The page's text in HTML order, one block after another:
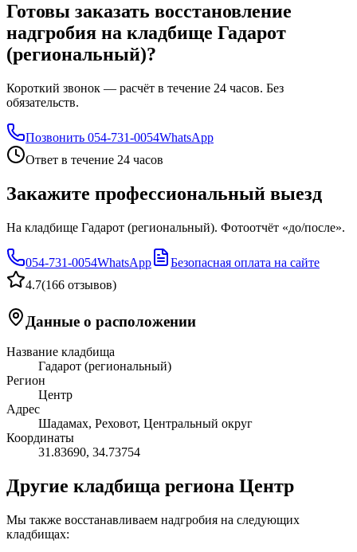
Готовы заказать восстановление
надгробия на кладбище Гадарот
(региональный)?
Короткий звонок — расчёт в течение 24 часов. Без
обязательств.
Позвонить 054-731-0054WhatsApp
Ответ в течение 24 часов
Закажите профессиональный выезд
На кладбище Гадарот (региональный). Фотоотчёт «до/после».
054-731-0054WhatsApp
Безопасная оплата на сайте
4.7(166 отзывов)
Данные о расположении
Название кладбища
Гадарот (региональный)
Регион
Центр
Адрес
Шадамах, Реховот, Центральный округ
Координаты
31.83690, 34.73754
Другие кладбища региона Центр
Мы также восстанавливаем надгробия на следующих
кладбищах: